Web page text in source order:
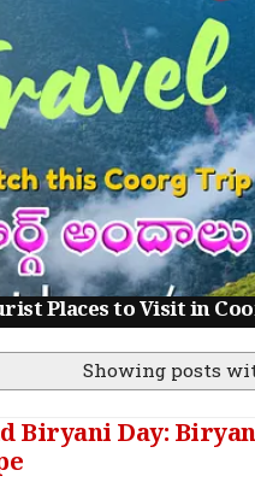
Places to Visit in
Showing posts
Biryani Day: